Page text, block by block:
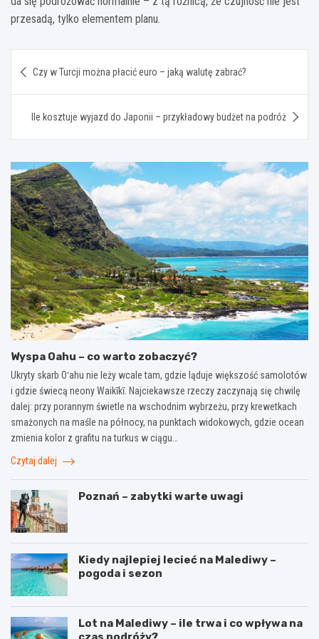
przesadą, tylko elementem planu.
wpisu
Czy w Turcji można płacić euro – jaką walutę zabrać?
Ile kosztuje wyjazd do Japonii – przykładowy budżet na podróż
Wyspa Oahu – co warto zobaczyć?
Ukryty skarb Oʻahu nie leży wcale tam, gdzie ląduje większość samolotów
i gdzie świecą neony Waikīkī. Najciekawsze rzeczy zaczynają się chwilę
dalej: przy porannym świetle na wschodnim wybrzeżu, przy krewetkach
smażonych na maśle na północy, na punktach widokowych, gdzie ocean
zmienia kolor z grafitu na turkus w ciągu…
Czytaj dalej
Poznań – zabytki warte uwagi
Kiedy najlepiej lecieć na Malediwy –
pogoda i sezon
Lot na Malediwy – ile trwa i co wpływa na